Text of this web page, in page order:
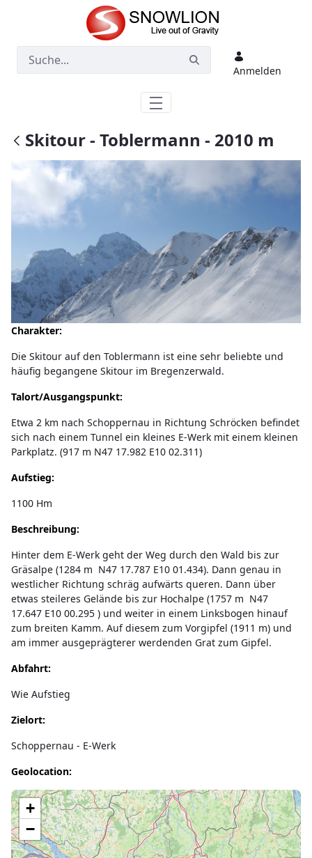
Zum Hauptinhalt springen
Anmelden
Skitour - Toblermann - 2010 m
Charakter:
Die Skitour auf den Toblermann ist eine sehr beliebte und
häufig begangene Skitour im Bregenzerwald.
Talort/Ausgangspunkt:
Etwa 2 km nach Schoppernau in Richtung Schröcken befindet
sich nach einem Tunnel ein kleines E-Werk mit einem kleinen
Parkplatz. (917 m N47 17.982 E10 02.311)
Aufstieg:
1100 Hm
Beschreibung:
Hinter dem E-Werk geht der Weg durch den Wald bis zur
Gräsalpe (1284 m N47 17.787 E10 01.434). Dann genau in
westlicher Richtung schräg aufwärts queren. Dann über
etwas steileres Gelände bis zur Hochalpe (1757 m N47
17.647 E10 00.295 ) und weiter in einem Linksbogen hinauf
zum breiten Kamm. Auf diesem zum Vorgipfel (1911 m) und
am immer ausgeprägterer werdenden Grat zum Gipfel.
Abfahrt:
Wie Aufstieg
Zielort:
Schoppernau - E-Werk
Geolocation:
Lade Karte...
+
−